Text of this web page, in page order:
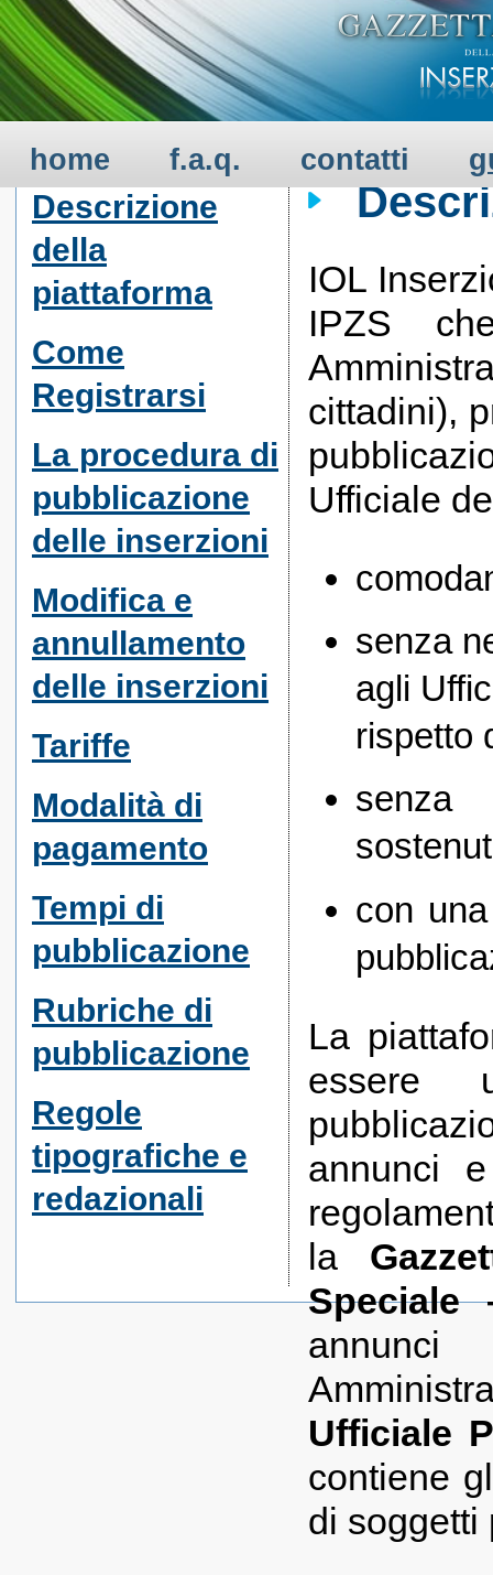
home f.a.q. contatti
GUIDA ALL'USO -
SERVIZIO
Descrizione
della
piattaforma
Come
Registrarsi
La procedura di
pubblicazione
delle inserzioni
Modifica e
annullamento
delle inserzioni
Tariffe
Modalità di
pagamento
Tempi di
pubblicazione
Rubriche di
pubblicazione
Regole
tipografiche e
redazionali
IOL
IPZS
cittadini),
Ufficiale
senza
agli
rispetto
senza
con
La
essere
annunci
la
Speciale
annunci
Ufficiale
contiene
di soggetti